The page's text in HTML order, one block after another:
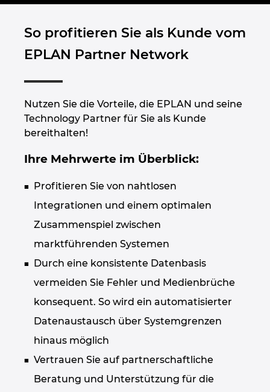
So profitieren Sie als Kunde vom
EPLAN Partner Network
Nutzen Sie die Vorteile, die EPLAN und seine
Technology Partner für Sie als Kunde
bereithalten!
Ihre Mehrwerte im Überblick:
Profitieren Sie von nahtlosen
Integrationen und einem optimalen
Zusammenspiel zwischen
marktführenden Systemen
Durch eine konsistente Datenbasis
vermeiden Sie Fehler und Medienbrüche
konsequent. So wird ein automatisierter
Datenaustausch über Systemgrenzen
hinaus möglich
Vertrauen Sie auf partnerschaftliche
Beratung und Unterstützung für die
Irland
Israel
Italien
Kanada
Kolumbien
Kroatien
Litauen
Malaysia